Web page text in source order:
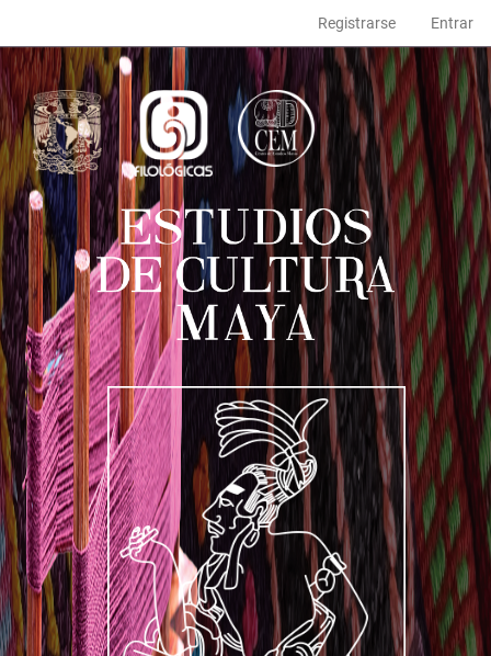
Contenido
principal
Barra
lateral
Registrarse Entrar